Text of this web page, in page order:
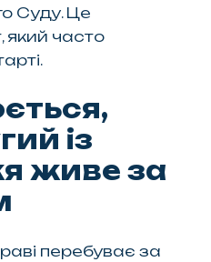
Суду. Це
який часто
із
живе за
перебуває за